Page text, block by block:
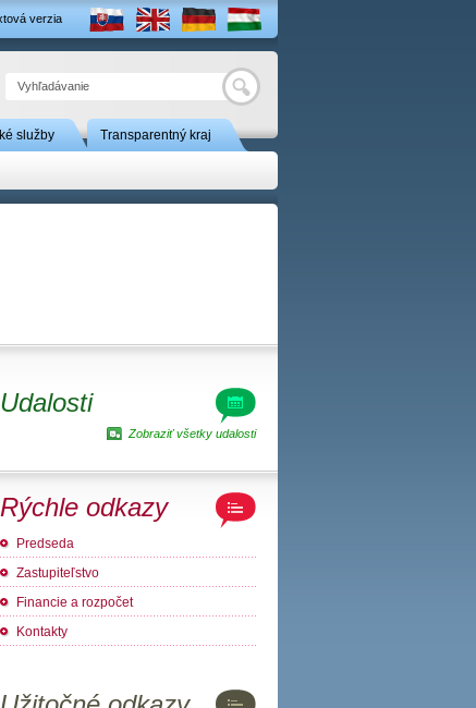
verzia
Hľadať
služby Transparentný kraj
Udalosti
Zobraziť všetky udalosti
Rýchle odkazy
Predseda
Zastupiteľstvo
Financie a rozpočet
Kontakty